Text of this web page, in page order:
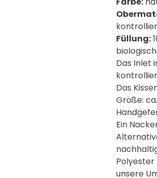
Füllung:
Das Inlet
Das
Größe:
Ein
Polyester
unsere